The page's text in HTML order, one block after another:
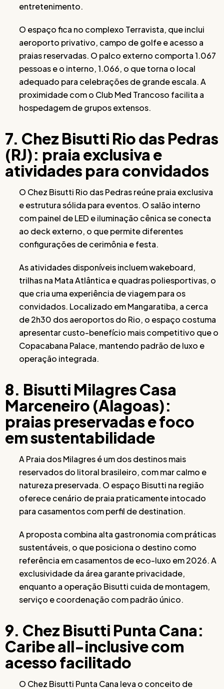
entretenimento.
O espaço fica no complexo Terravista, que inclui
aeroporto privativo, campo de golfe e acesso a
praias reservadas. O palco externo comporta 1.067
pessoas e o interno, 1.066, o que torna o local
adequado para celebrações de grande escala. A
proximidade com o Club Med Trancoso facilita a
hospedagem de grupos extensos.
7. Chez Bisutti Rio das Pedras
(RJ): praia exclusiva e
atividades para convidados
O Chez Bisutti Rio das Pedras reúne praia exclusiva
e estrutura sólida para eventos. O salão interno
com painel de LED e iluminação cênica se conecta
ao deck externo, o que permite diferentes
configurações de cerimônia e festa.
As atividades disponíveis incluem wakeboard,
trilhas na Mata Atlântica e quadras poliesportivas, o
que cria uma experiência de viagem para os
convidados. Localizado em Mangaratiba, a cerca
de 2h30 dos aeroportos do Rio, o espaço costuma
apresentar custo-benefício mais competitivo que o
Copacabana Palace, mantendo padrão de luxo e
operação integrada.
8. Bisutti Milagres Casa
Marceneiro (Alagoas):
praias preservadas e foco
em sustentabilidade
A Praia dos Milagres é um dos destinos mais
reservados do litoral brasileiro, com mar calmo e
natureza preservada. O espaço Bisutti na região
oferece cenário de praia praticamente intocado
para casamentos com perfil de destination.
A proposta combina alta gastronomia com práticas
sustentáveis, o que posiciona o destino como
referência em casamentos de eco-luxo em 2026. A
exclusividade da área garante privacidade,
enquanto a operação Bisutti cuida de montagem,
serviço e coordenação com padrão único.
9. Chez Bisutti Punta Cana:
Caribe all-inclusive com
acesso facilitado
O Chez Bisutti Punta Cana leva o conceito de